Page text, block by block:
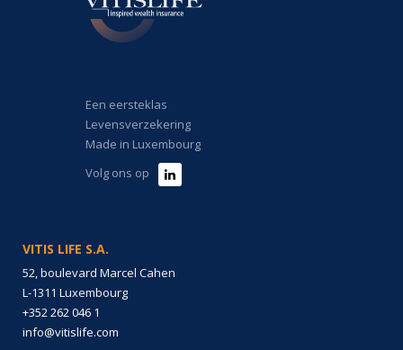
Een eersteklas
Levensverzekering
Made in Luxembourg
Volg ons op
VITIS LIFE S.A.
52, boulevard Marcel Cahen
L-1311 Luxembourg
+352 262 046 1
info@vitislife.com